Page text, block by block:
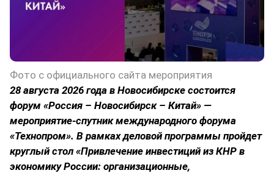
Фото с официального сайта мероприятия
28 августа 2026 года в Новосибирске состоится
форум «Россия – Новосибирск – Китай» —
мероприятие-спутник международного форума
«Технопром». В рамках деловой программы пройдет
круглый стол «Привлечение инвестиций из КНР в
экономику России: организационные,